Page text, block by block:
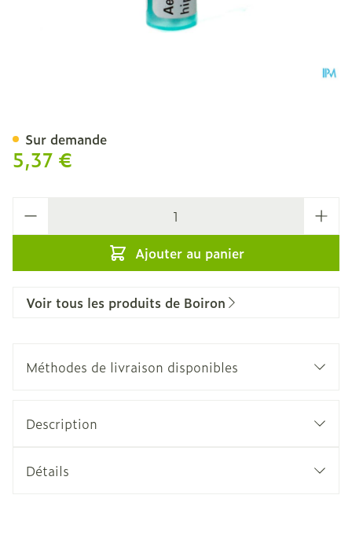
5,37 €
Ajouter au panier
Sur demande
Voir tous les produits de Boiron
Méthodes de livraison disponibles
Description
Détails